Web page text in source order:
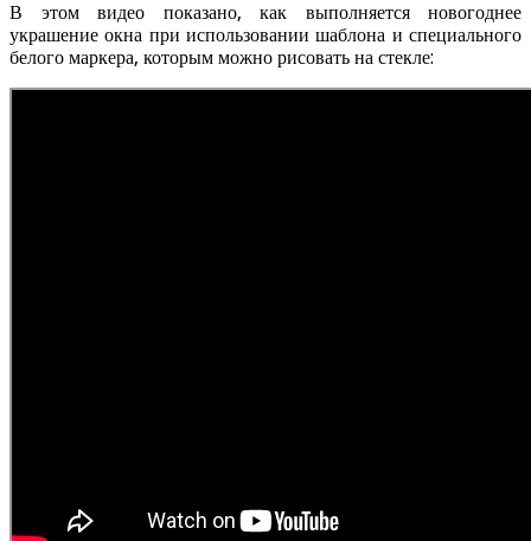
В этом видео показано, как выполняется новогоднее
украшение окна при использовании шаблона и специального
белого маркера, которым можно рисовать на стекле: